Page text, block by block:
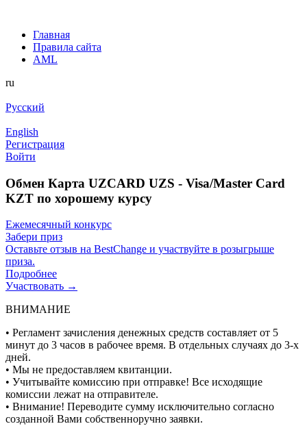
Главная
Правила сайта
AML
ru
Русский
English
Регистрация
Войти
Обмен Карта UZCARD UZS - Visa/Master Card
KZT по хорошему курсу
Ежемесячный конкурс
Забери приз
Оставьте отзыв на BestChange и участвуйте в розыгрыше
приза.
Подробнее
Участвовать →
ВНИМАНИЕ
• Регламент зачисления денежных средств составляет от 5
минут до 3 часов в рабочее время. В отдельных случаях до 3-х
дней.
• Мы не предоставляем квитанции.
• Учитывайте комиссию при отправке! Все исходящие
комиссии лежат на отправителе.
• Внимание! Переводите сумму исключительно согласно
созданной Вами собственноручно заявки.